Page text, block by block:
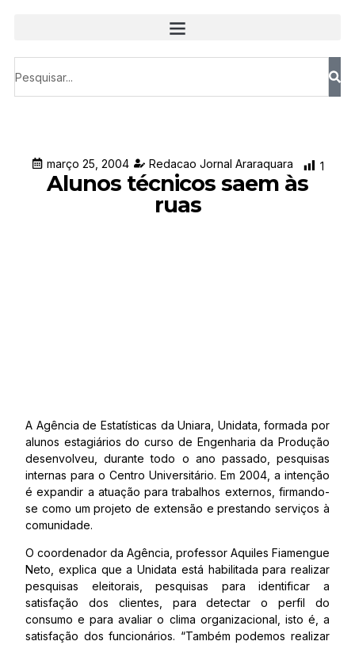
março 25, 2004 Redacao Jornal Araraquara 1
Alunos técnicos saem às
ruas
A Agência de Estatísticas da Uniara, Unidata, formada por
alunos estagiários do curso de Engenharia da Produção
desenvolveu, durante todo o ano passado, pesquisas
internas para o Centro Universitário. Em 2004, a intenção
é expandir a atuação para trabalhos externos, firmando-
se como um projeto de extensão e prestando serviços à
comunidade.
O coordenador da Agência, professor Aquiles Fiamengue
Neto, explica que a Unidata está habilitada para realizar
pesquisas eleitorais, pesquisas para identificar a
satisfação dos clientes, para detectar o perfil do
consumo e para avaliar o clima organizacional, isto é, a
satisfação dos funcionários. “Também podemos realizar